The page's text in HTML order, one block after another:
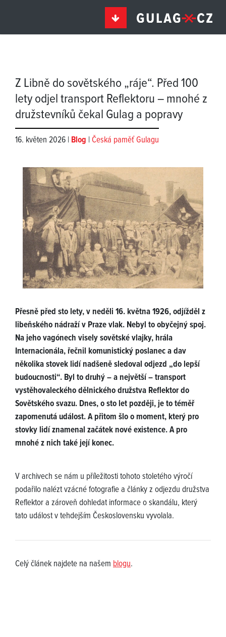
Z Libně do sovětského „ráje“. Před 100
lety odjel transport Reflektoru – mnohé z
družstevníků čekal Gulag a popravy
16. květen 2026 | Blog | Česká paměť Gulagu
Přesně před sto lety, v neděli 16. května 1926, odjížděl z
libeňského nádraží v Praze vlak. Nebyl to obyčejný spoj.
Na jeho vagónech visely sovětské vlajky, hrála
Internacionála, řečnil komunistický poslanec a dav
několika stovek lidí nadšeně sledoval odjezd „do lepší
budoucnosti“. Byl to druhý – a největší – transport
vystěhovaleckého dělnického družstva Reflektor do
Sovětského svazu. Dnes, o sto let později, je to téměř
zapomenutá událost. A přitom šlo o moment, který pro
stovky lidí znamenal začátek nové existence. A pro
mnohé z nich také její konec.
V archivech se nám u příležitosti tohoto stoletého výročí
podařilo nalézt vzácné fotografie a články z odjezdu družstva
Reflektor a zároveň dohledat informace o skandálu, který
tato událost v tehdejším Československu vyvolala.
Celý článek najdete na našem blogu.